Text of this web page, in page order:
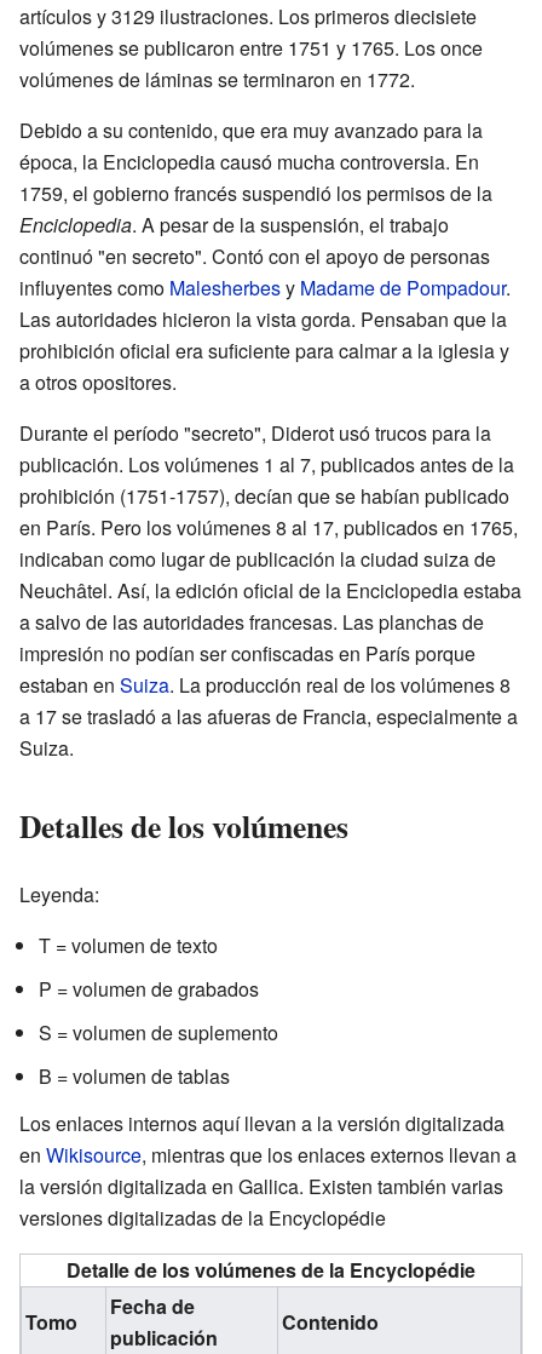
artículos y 3129 ilustraciones. Los primeros diecisiete
volúmenes se publicaron entre 1751 y 1765. Los once
volúmenes de láminas se terminaron en 1772.
Debido a su contenido, que era muy avanzado para la
época, la Enciclopedia causó mucha controversia. En
1759, el gobierno francés suspendió los permisos de la
Enciclopedia. A pesar de la suspensión, el trabajo
continuó "en secreto". Contó con el apoyo de personas
influyentes como Malesherbesy Madame de Pompadour.
Las autoridades hicieron la vista gorda. Pensaban que la
prohibición oficial era suficiente para calmar a la iglesia y
a otros opositores.
Durante el período "secreto", Diderot usó trucos para la
publicación. Los volúmenes 1 al 7, publicados antes de la
prohibición (1751-1757), decían que se habían publicado
en París. Pero los volúmenes 8 al 17, publicados en 1765,
indicaban como lugar de publicación la ciudad suiza de
Neuchâtel. Así, la edición oficial de la Enciclopedia estaba
a salvo de las autoridades francesas. Las planchas de
impresión no podían ser confiscadas en París porque
estaban en Suiza. La producción real de los volúmenes 8
a 17 se trasladó a las afueras de Francia, especialmente a
Suiza.
Detalles de los volúmenes
Leyenda:
T = volumen de texto
P = volumen de grabados
S = volumen de suplemento
B = volumen de tablas
Los enlaces internos aquí llevan a la versión digitalizada
en Wikisource, mientras que los enlaces externos llevan a
la versión digitalizada en Gallica. Existen también varias
versiones digitalizadas de la Encyclopédie
Detalle de los volúmenes de la Encyclopédie
Tomo
Fecha de
publicación
Contenido